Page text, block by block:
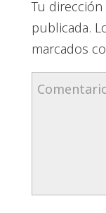
Tu
publicada.
marcados